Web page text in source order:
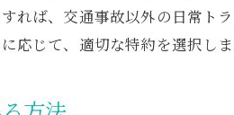
から見る特約の重要性
護士特約活用術
法律問題をスムーズ解決
れば、交通事故以外の日常ト
応じて、適切な特約を選択しま